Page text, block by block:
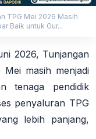
TPG Mei 2026 Masih
Baik untuk Gur...
2026, Tunjangan
masih menjadi
tenaga pendidik
penyaluran TPG
lebih panjang,